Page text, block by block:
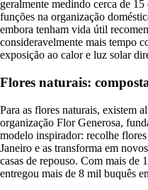
geralmente medindo cerca de
funções na organização
embora tenham vida útil
consideravelmente mais tempo
exposição ao calor e luz solar
Flores naturais:
Para as flores naturais, existem
organização Flor Generosa,
modelo inspirador: recolhe
Janeiro e as transforma em
casas de repouso. Com mais de
entregou mais de 8 mil buquês